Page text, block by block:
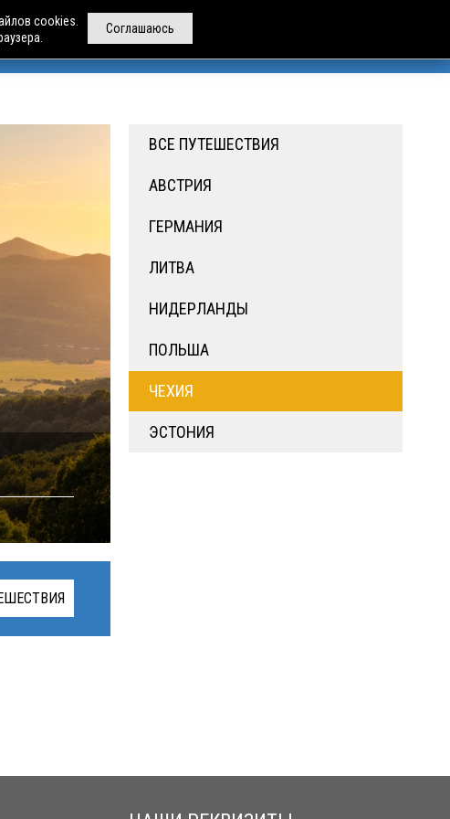
АРЕНДА АВТОБУСОВ
ВСЕ ПУТЕШЕСТВИЯ
АВСТРИЯ
ГЕРМАНИЯ
ЛИТВА
НИДЕРЛАНДЫ
ПОЛЬША
ЧЕХИЯ
ЭСТОНИЯ
Соглашаюсь
cookies.